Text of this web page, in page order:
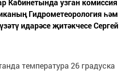
Гидрометеорология һәм
идарәсе җитәкчесе Сергей
температура 26 градуска